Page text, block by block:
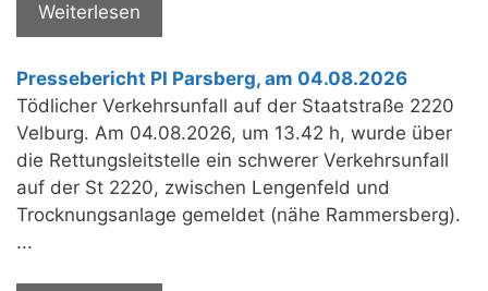
Weiterlesen
Pressebericht PI Parsberg, am 04.08.2026
Tödlicher Verkehrsunfall auf der Staatstraße 2220
Velburg. Am 04.08.2026, um 13.42 h, wurde über
die Rettungsleitstelle ein schwerer Verkehrsunfall
auf der St 2220, zwischen Lengenfeld und
Trocknungsanlage gemeldet (nähe Rammersberg).
...